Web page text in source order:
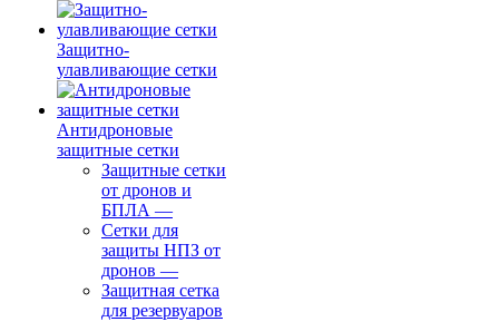
Защитно-
улавливающие сетки
Антидроновые
защитные сетки
Защитные сетки
от дронов и
БПЛА —
Сетки для
защиты НПЗ от
дронов —
Защитная сетка
для резервуаров